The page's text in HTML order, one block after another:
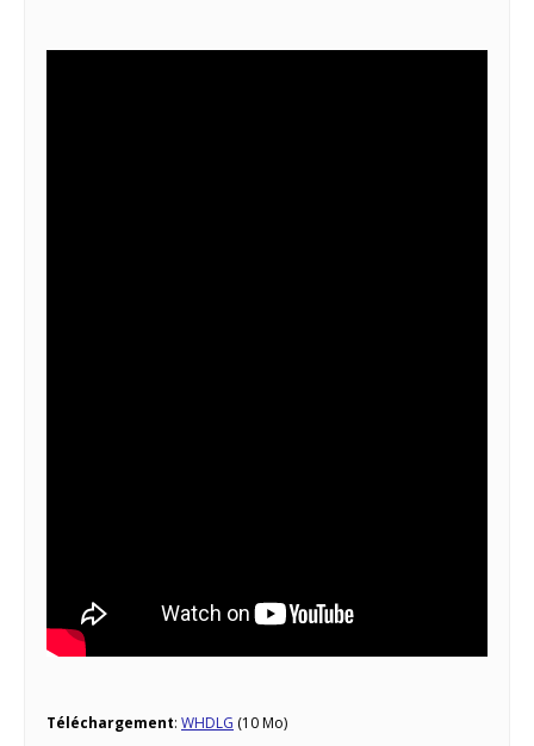
Téléchargement: WHDLG (10 Mo)